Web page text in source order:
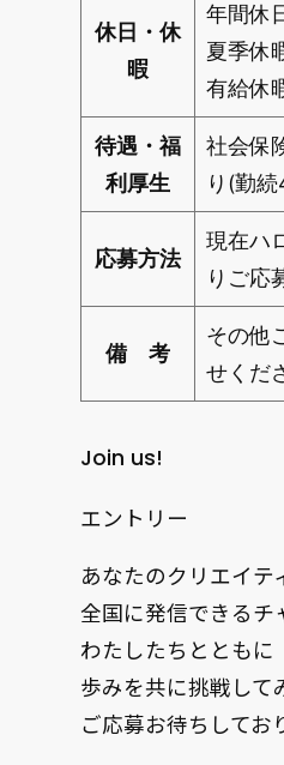
休日・休
暇
年間休
夏季休
有給休
待遇・福
利厚生
社会保
り(勤
応募方法
現在ハ
りご応
備 考
その他
せくだ
Join us!
エントリー
あなたのクリエイテ
全国に発信できるチ
わたしたちとともに
歩みを共に挑戦して
ご応募お待ちしてお